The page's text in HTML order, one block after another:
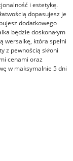
i estetykę.
dopasujesz je
dodatkowego
będzie doskonałym
wersalkę, która spełni
z pewnością skłoni
cenami oraz
w maksymalnie 5 dni